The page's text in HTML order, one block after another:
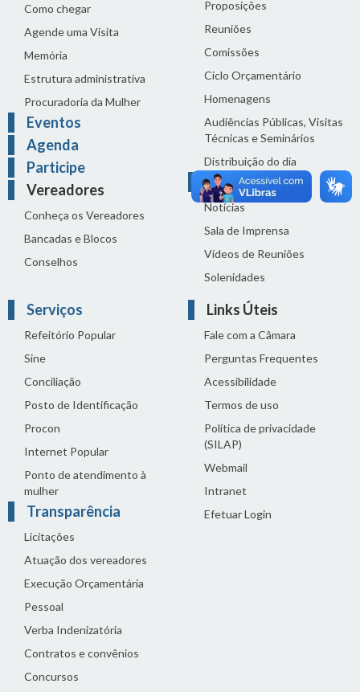
Como chegar
Agende uma Visita
Memória
Estrutura administrativa
Procuradoria da Mulher
Eventos
Agenda
Participe
Vereadores
Conheça os Vereadores
Bancadas e Blocos
Conselhos
Proposições
Reuniões
Comissões
Ciclo Orçamentário
Homenagens
Audiências Públicas, Visitas
Técnicas e Seminários
Distribuição do dia
Comunicação
Notícias
Sala de Imprensa
Vídeos de Reuniões
Solenidades
Serviços
Refeitório Popular
Sine
Conciliação
Posto de Identificação
Procon
Internet Popular
Ponto de atendimento à
mulher
Transparência
Licitações
Atuação dos vereadores
Execução Orçamentária
Pessoal
Verba Indenizatória
Contratos e convênios
Concursos
Links Úteis
Fale com a Câmara
Perguntas Frequentes
Acessibilidade
Termos de uso
Política de privacidade
(SILAP)
Webmail
Intranet
Efetuar Login